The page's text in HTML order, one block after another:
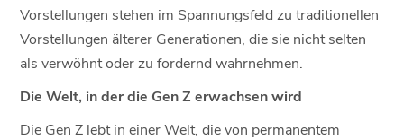
Vorstellungen stehen im Spannungsfeld zu traditionellen
Vorstellungen älterer Generationen, die sie nicht selten
als verwöhnt oder zu fordernd wahrnehmen.
Die Welt, in der die Gen Z erwachsen wird
Die Gen Z lebt in einer Welt, die von permanentem